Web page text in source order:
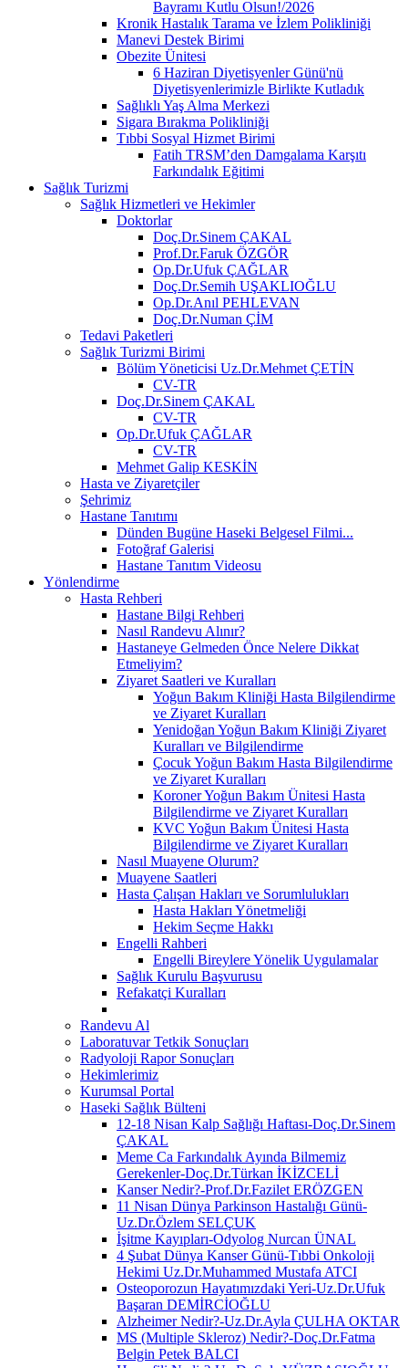
Bayramı Kutlu Olsun!/2026
Kronik Hastalık Tarama ve İzlem Polikliniği
Manevi Destek Birimi
Obezite Ünitesi
6 Haziran Diyetisyenler Günü'nü
Diyetisyenlerimizle Birlikte Kutladık
Sağlıklı Yaş Alma Merkezi
Sigara Bırakma Polikliniği
Tıbbi Sosyal Hizmet Birimi
Fatih TRSM’den Damgalama Karşıtı
Farkındalık Eğitimi
Sağlık Turizmi
Sağlık Hizmetleri ve Hekimler
Doktorlar
Doç.Dr.Sinem ÇAKAL
Prof.Dr.Faruk ÖZGÖR
Op.Dr.Ufuk ÇAĞLAR
Doç.Dr.Semih UŞAKLIOĞLU
Op.Dr.Anıl PEHLEVAN
Doç.Dr.Numan ÇİM
Tedavi Paketleri
Sağlık Turizmi Birimi
Bölüm Yöneticisi Uz.Dr.Mehmet ÇETİN
CV-TR
Doç.Dr.Sinem ÇAKAL
CV-TR
Op.Dr.Ufuk ÇAĞLAR
CV-TR
Mehmet Galip KESKİN
Hasta ve Ziyaretçiler
Şehrimiz
Hastane Tanıtımı
Dünden Bugüne Haseki Belgesel Filmi...
Fotoğraf Galerisi
Hastane Tanıtım Videosu
Yönlendirme
Hasta Rehberi
Hastane Bilgi Rehberi
Nasıl Randevu Alınır?
Hastaneye Gelmeden Önce Nelere Dikkat
Etmeliyim?
Ziyaret Saatleri ve Kuralları
Yoğun Bakım Kliniği Hasta Bilgilendirme
ve Ziyaret Kuralları
Yenidoğan Yoğun Bakım Kliniği Ziyaret
Kuralları ve Bilgilendirme
Çocuk Yoğun Bakım Hasta Bilgilendirme
ve Ziyaret Kuralları
Koroner Yoğun Bakım Ünitesi Hasta
Bilgilendirme ve Ziyaret Kuralları
KVC Yoğun Bakım Ünitesi Hasta
Bilgilendirme ve Ziyaret Kuralları
Nasıl Muayene Olurum?
Muayene Saatleri
Hasta Çalışan Hakları ve Sorumlulukları
Hasta Hakları Yönetmeliği
Hekim Seçme Hakkı
Engelli Rahberi
Engelli Bireylere Yönelik Uygulamalar
Sağlık Kurulu Başvurusu
Refakatçi Kuralları
Randevu Al
Laboratuvar Tetkik Sonuçları
Radyoloji Rapor Sonuçları
Hekimlerimiz
Kurumsal Portal
Haseki Sağlık Bülteni
12-18 Nisan Kalp Sağlığı Haftası-Doç.Dr.Sinem
ÇAKAL
Meme Ca Farkındalık Ayında Bilmemiz
Gerekenler-Doç.Dr.Türkan İKİZCELİ
Kanser Nedir?-Prof.Dr.Fazilet ERÖZGEN
11 Nisan Dünya Parkinson Hastalığı Günü-
Uz.Dr.Özlem SELÇUK
İşitme Kayıpları-Odyolog Nurcan ÜNAL
4 Şubat Dünya Kanser Günü-Tıbbi Onkoloji
Hekimi Uz.Dr.Muhammed Mustafa ATCI
Osteoporozun Hayatımızdaki Yeri-Uz.Dr.Ufuk
Başaran DEMİRCİOĞLU
Alzheimer Nedir?-Uz.Dr.Ayla ÇULHA OKTAR
MS (Multiple Skleroz) Nedir?-Doç.Dr.Fatma
Belgin Petek BALCI